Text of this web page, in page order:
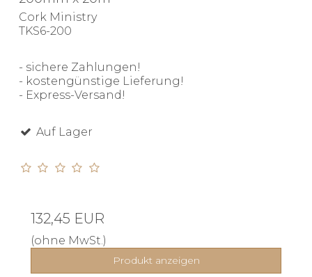
Cork Ministry
TKS6-200
- sichere Zahlungen!
- kostengünstige Lieferung!
- Express-Versand!
Auf Lager
132,45 EUR
(ohne MwSt.)
Produkt anzeigen